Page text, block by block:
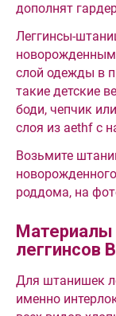
дополнят
Леггинсы-
новорожденным
слой одежды в
такие детские
боди, чепчик
слоя из aethf с
Возьмите
роддома, на
Материалы
леггинсов
Для штанишек
именно